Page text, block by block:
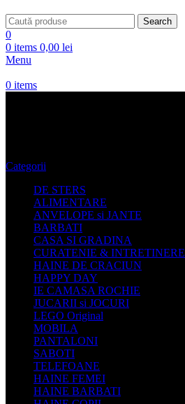
Search
0
0 items 0,00 lei
Menu
0 items
Categorii
DE STERS
ALIMENTARE
ANVELOPE si JANTE
BARBATI
CASA SI GRADINA
CURATENIE & INTRETINERE
HAINE DE CRACIUN
HAPPY DAY
IE CAMASA ROCHIE
JUCARII si JOCURI
LEGO Original
MOBILA
PANTALONI
SABOTI
TELEFOANE
HAINE FEMEI
HAINE BARBATI